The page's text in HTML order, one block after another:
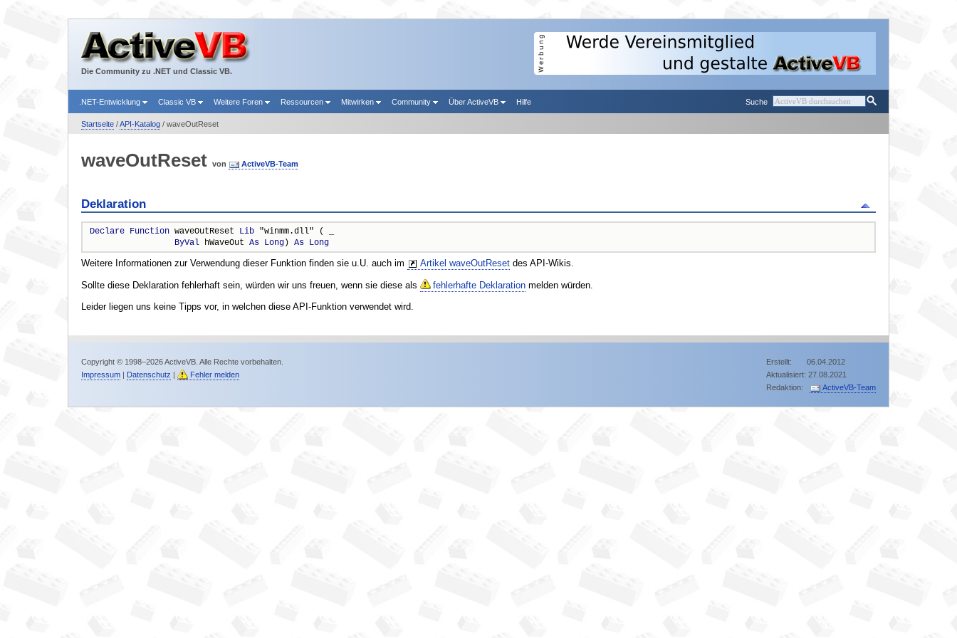
Die Community zu .NET und Classic VB.
Suche
.NET-Entwicklung Classic VB Weitere Foren Ressourcen Mitwirken Community Über ActiveVB Hilfe
Startseite/API-Katalog/ waveOutReset
waveOutReset von ActiveVB-Team
Deklaration
Declare Function waveOutReset Lib "winmm.dll" ( _
ByVal hWaveOut As Long) As Long
Weitere Informationen zur Verwendung dieser Funktion finden sie u.U. auch im Artikel waveOutResetdes API-Wikis.
Sollte diese Deklaration fehlerhaft sein, würden wir uns freuen, wenn sie diese als fehlerhafte Deklarationmelden würden.
Leider liegen uns keine Tipps vor, in welchen diese API-Funktion verwendet wird.
Erstellt: 06.04.2012
Aktualisiert: 27.08.2021
Redaktion:
ActiveVB-Team
Copyright © 1998–2026 ActiveVB. Alle Rechte vorbehalten.
Impressum| Datenschutz Fehler melden